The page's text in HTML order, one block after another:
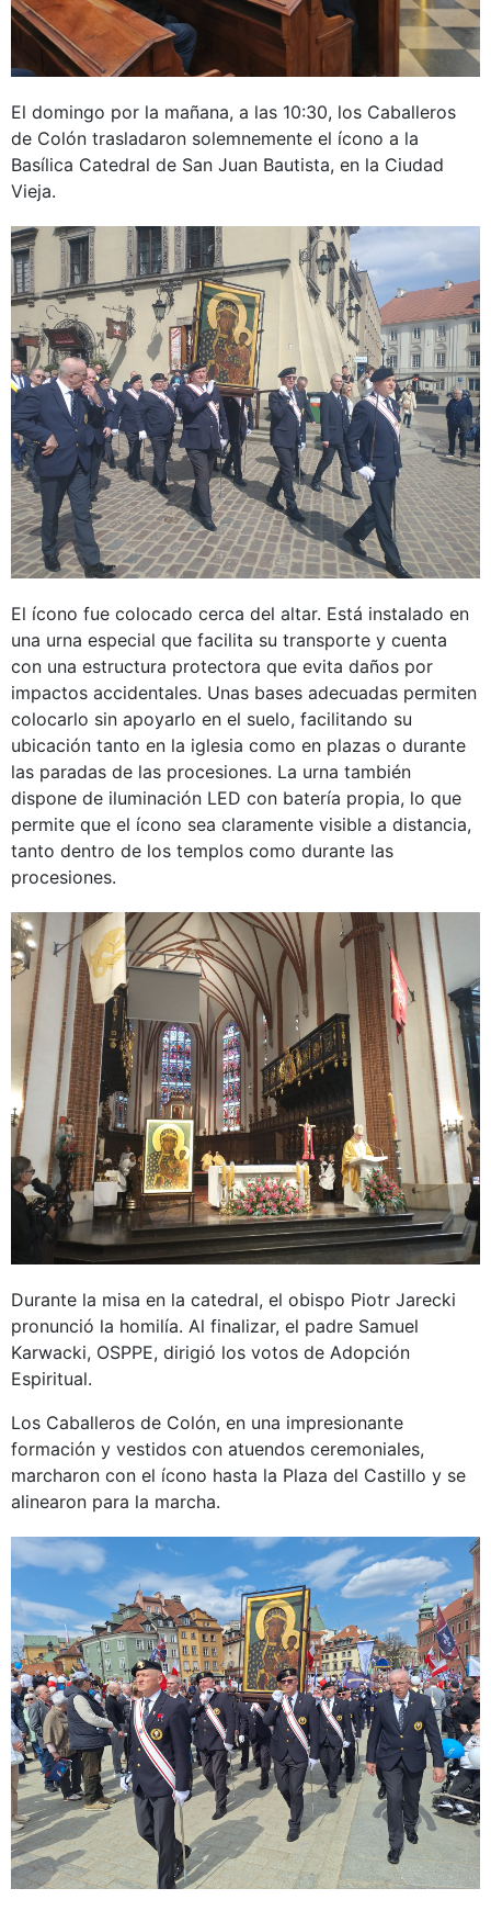
El domingo por la mañana, a las 10:30, los Caballeros
de Colón trasladaron solemnemente el ícono a la
Basílica Catedral de San Juan Bautista, en la Ciudad
Vieja.
El ícono fue colocado cerca del altar. Está instalado en
una urna especial que facilita su transporte y cuenta
con una estructura protectora que evita daños por
impactos accidentales. Unas bases adecuadas permiten
colocarlo sin apoyarlo en el suelo, facilitando su
ubicación tanto en la iglesia como en plazas o durante
las paradas de las procesiones. La urna también
dispone de iluminación LED con batería propia, lo que
permite que el ícono sea claramente visible a distancia,
tanto dentro de los templos como durante las
procesiones.
Durante la misa en la catedral, el obispo Piotr Jarecki
pronunció la homilía. Al finalizar, el padre Samuel
Karwacki, OSPPE, dirigió los votos de Adopción
Espiritual.
Los Caballeros de Colón, en una impresionante
formación y vestidos con atuendos ceremoniales,
marcharon con el ícono hasta la Plaza del Castillo y se
alinearon para la marcha.